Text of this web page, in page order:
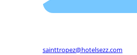
sainttropez@hotelsezz.com